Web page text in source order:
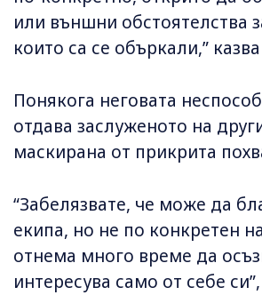
или външни обстоятелства
които са се объркали,”
Понякога неговата
отдава заслуженото на
маскирана от прикрита
“Забелязвате, че може да
екипа, но не по конкретен
отнема много време да
интересува само от себе